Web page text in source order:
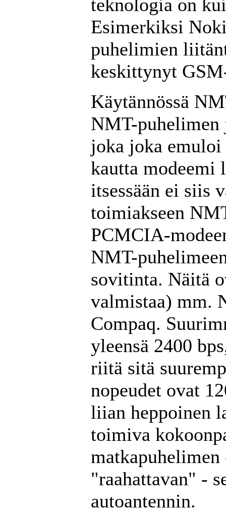
teknologia on
Esimerkiksi
puhelimien
keskittynyt
Käytännössä
NMT-
joka joka
kautta modeemi
itsessään ei siis
toimiakseen
PCMCIA-
NMT-
sovitinta. Näitä
valmistaa) mm.
Compaq.
yleensä 2400
riitä sitä
nopeudet ovat
liian heppoinen
toimiva
"raahattavan" -
autoantennin.